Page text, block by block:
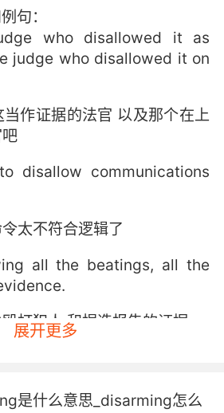
句：
who disallowed it as
judge who disallowed it on
作证据的法官 以及那个在上
disallow communications
太不符合逻辑了
all the beatings, all the
打犯人 和捏造报告的证据
剔除这个问题
展开更多
是什么意思_disarming怎么